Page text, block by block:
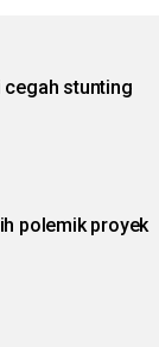
cegah stunting
polemik proyek